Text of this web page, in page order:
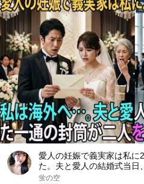
愛人の妊娠で義実家は私に
た。夫と愛人の結婚式当日
てを終わらせた――| 感動す
蛍の空